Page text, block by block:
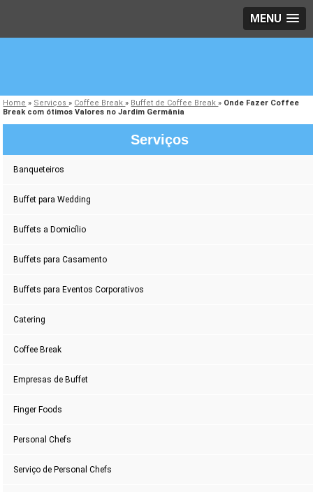
MENU
Home » Serviços» Coffee Break» Buffet de Coffee Break» Onde Fazer Coffee
Break com ótimos Valores no Jardim Germânia
Serviços
Banqueteiros
Buffet para Wedding
Buffets a Domicílio
Buffets para Casamento
Buffets para Eventos Corporativos
Catering
Coffee Break
Empresas de Buffet
Finger Foods
Personal Chefs
Serviço de Personal Chefs